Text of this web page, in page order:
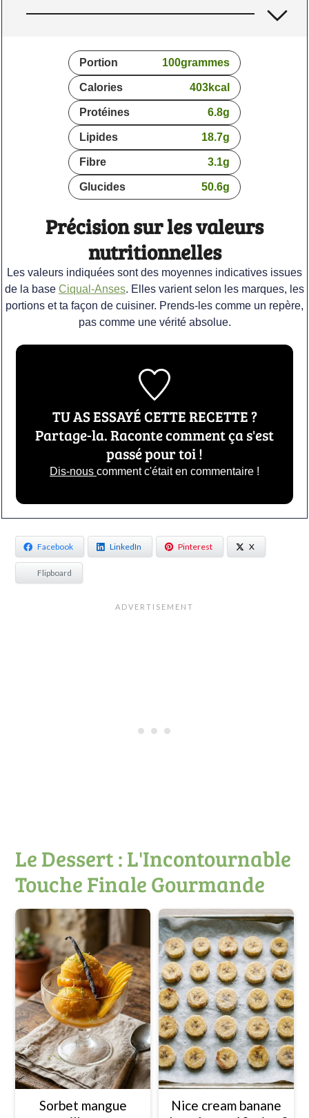
Portion 100grammes
Calories 403kcal
Protéines 6.8g
Lipides 18.7g
Fibre 3.1g
Glucides 50.6g
Précision sur les valeurs
nutritionnelles
Les valeurs indiquées sont des moyennes indicatives issues
de la base Ciqual-Anses. Elles varient selon les marques, les
portions et ta façon de cuisiner. Prends-les comme un repère,
pas comme une vérité absolue.
TU AS ESSAYÉ CETTE RECETTE ?
Partage-la. Raconte comment ça s'est
passé pour toi !
Dis-nous comment c'était en commentaire !
Facebook LinkedIn Pinterest X
Flipboard
Le Dessert : L'Incontournable
Touche Finale Gourmande
Sorbet mangue
Nice cream banane